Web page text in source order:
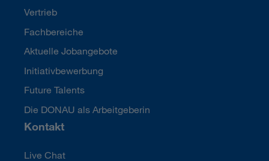
Vertrieb
Fachbereiche
Aktuelle Jobangebote
Initiativbewerbung
Future Talents
Die DONAU als Arbeitgeberin
Kontakt
Live Chat